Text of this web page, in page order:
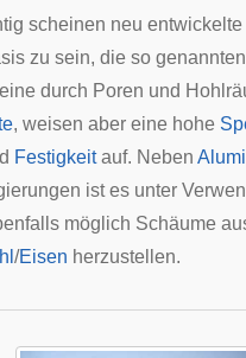
scheinen neu
zu sein, die so genannten
durch Poren und
, weisen aber eine hohe
Festigkeitauf. Neben
ist es unter
möglich Schäume
/Eisen herzustellen.